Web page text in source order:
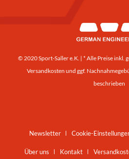
© 2020 Sport-Saller e.K. | * Alle Preise inkl.
Versandkosten und ggf.
beschrieben
Newsletter Cookie-
Über uns Kontakt